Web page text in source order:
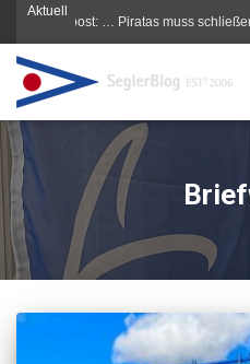
Aktuell
… Piratas muss schließen